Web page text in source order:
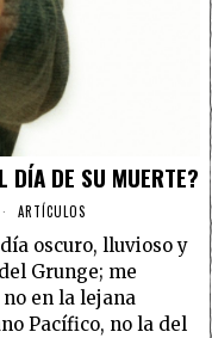
DÍA DE SU MUERTE?
ARTÍCULOS
oscuro, lluvioso y
Grunge; me
en la lejana
Pacífico, no la del